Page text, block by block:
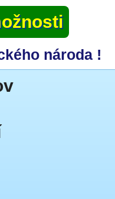
národa !